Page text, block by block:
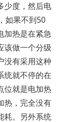
少度，然后电
如果不到50
加热是在紧急
该做一个分级
没有采用这种
统就不停的在
位就是电加热
热，完全没有
耗。另外系统